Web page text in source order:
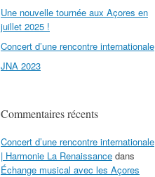
Une nouvelle tournée aux Açores en
juillet 2025 !
Concert d’une rencontre internationale
JNA 2023
Commentaires récents
Concert d’une rencontre internationale
| Harmonie La Renaissance dans
Échange musical avec les Açores